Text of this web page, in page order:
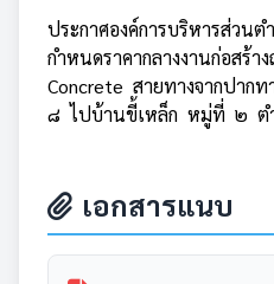
ประกาศองค์การบริหารส่วน
กำหนดราคากลางงานก่อสร้า
Concrete สายทางจากปาก
๘ ไปบ้านขี้เหล็ก หมู่ที่ ๒ ต
เอกสารแนบ